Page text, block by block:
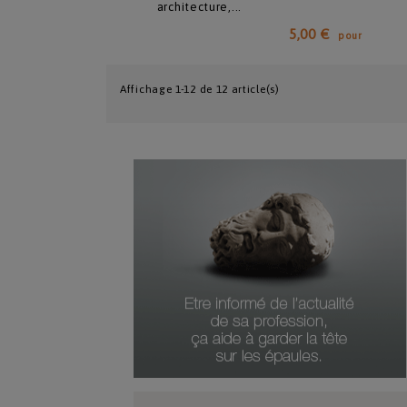
5,00 € pour
Affichage 1-12 de 12 article(s)